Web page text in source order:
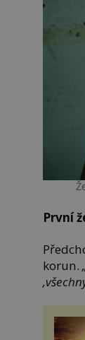
První
korun.